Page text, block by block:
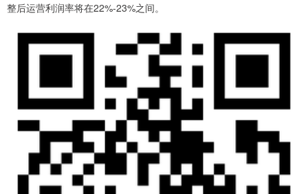
整后运营利润率将在22%-23%之间。